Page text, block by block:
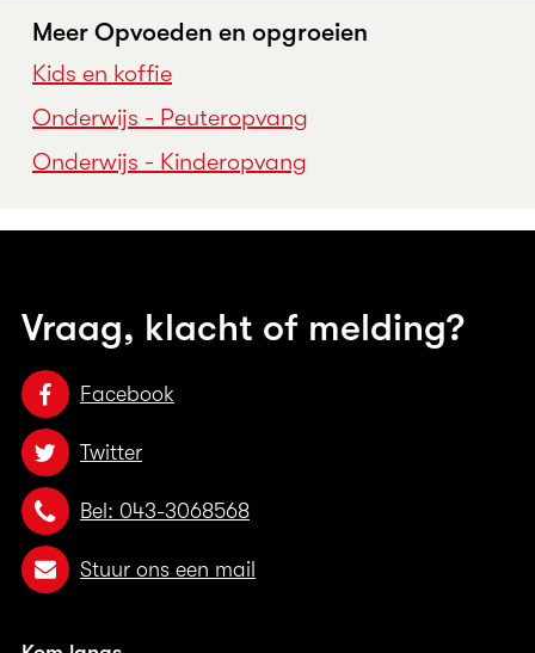
Meer Opvoeden en opgroeien
Kids en koffie
Onderwijs - Peuteropvang
Onderwijs - Kinderopvang
Vraag, klacht of melding?
Facebook
Twitter
Bel: 043-3068568
Stuur ons een mail